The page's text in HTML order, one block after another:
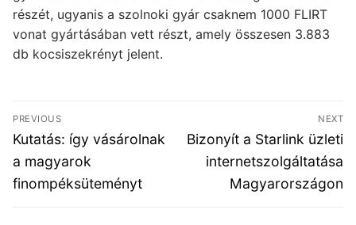
részét, ugyanis a szolnoki gyár csaknem 1000 FLIRT
vonat gyártásában vett részt, amely összesen 3.883
db kocsiszekrényt jelent.
Bejegyzés
navigáció
PREVIOUS
Previous
post:
Kutatás: így vásárolnak
a magyarok
finompéksüteményt
NEXT
Next
post:
Bizonyít a Starlink üzleti
internetszolgáltatása
Magyarországon